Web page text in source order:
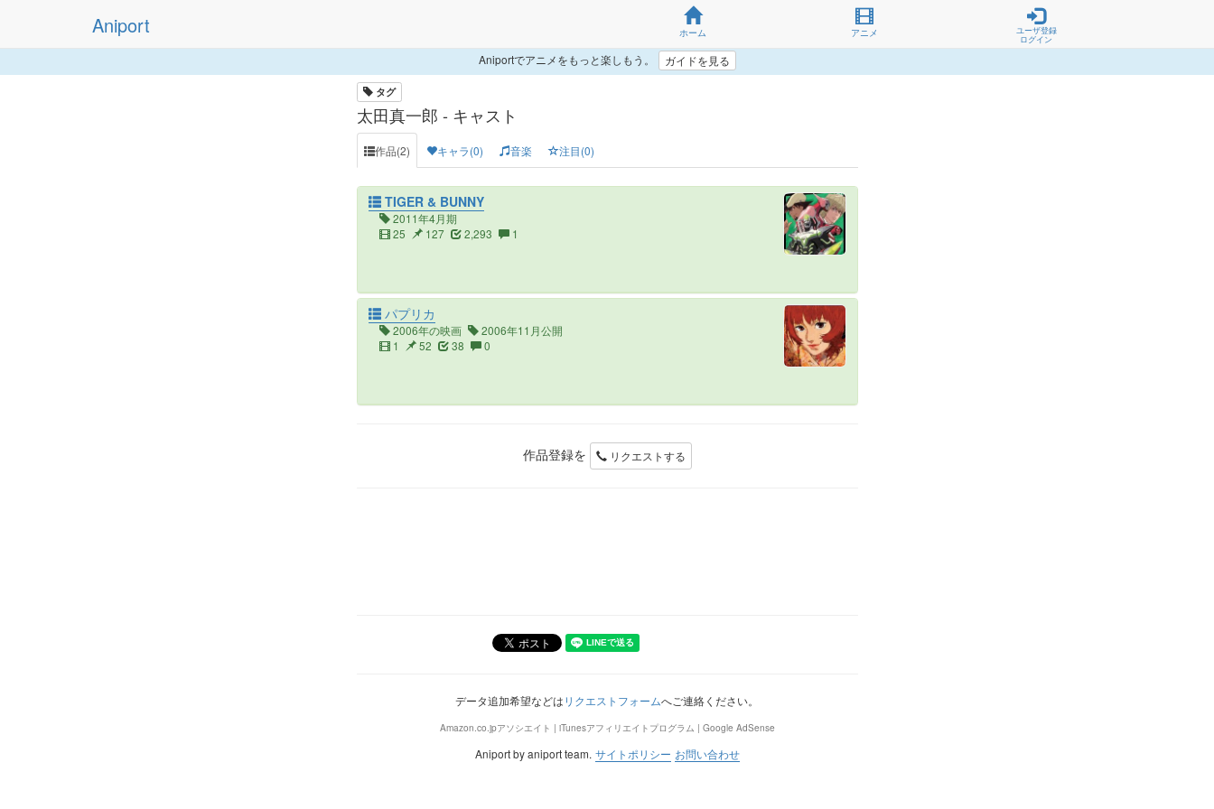
Aniport ホーム アニメ
ユーザ登録
ログイン
Aniportでアニメをもっと楽しもう。 ガイドを見る
タグ
太田真一郎 - キャスト
作品(2) キャラ(0) 音楽 注目(0)
TIGER & BUNNY
2011年4月期
25
127 2,293 1
パプリカ
2006年の映画
2006年11月公開
1
52 38 0
作品登録を リクエストする
データ追加希望などはリクエストフォームへご連絡ください。
Amazon.co.jpアソシエイト | iTunesアフィリエイトプログラム | Google AdSense
Aniport by aniport team. サイトポリシー お問い合わせ